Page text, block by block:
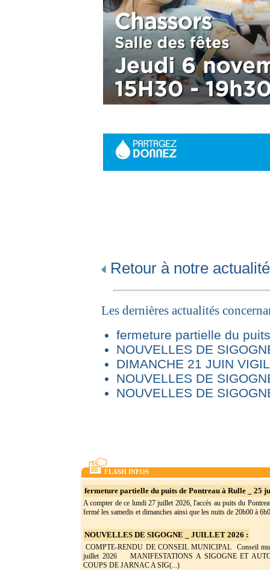
Retour à notre actualité
Les dernières actualités
fermeture partielle du
NOUVELLES DE
DIMANCHE 21 JUIN
NOUVELLES DE
NOUVELLES DE
FLASH INFOS
fermeture partielle du puits de Pontreau à Rulle _ 25
A compter de ce lundi 27 juillet 2026, l'accès au puits du
fermé les samedis et dimanches ainsi que les nuits de 20h00 à
NOUVELLES DE SIGOGNE _ JUILLET 2026 :
COMPTE-RENDU DE CONSEIL MUNICIPAL Conseil
juillet 2026 MANIFESTATIONS A SIGOGNE ET
COUPS DE JARNAC A SIG(...)